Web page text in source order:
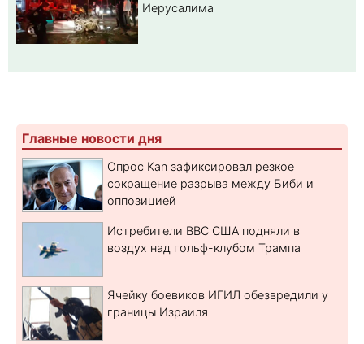
Иерусалима
Главные новости дня
Опрос Kan зафиксировал резкое
сокращение разрыва между Биби и
оппозицией
Истребители ВВС США подняли в
воздух над гольф-клубом Трампа
Ячейку боевиков ИГИЛ обезвредили у
границы Израиля